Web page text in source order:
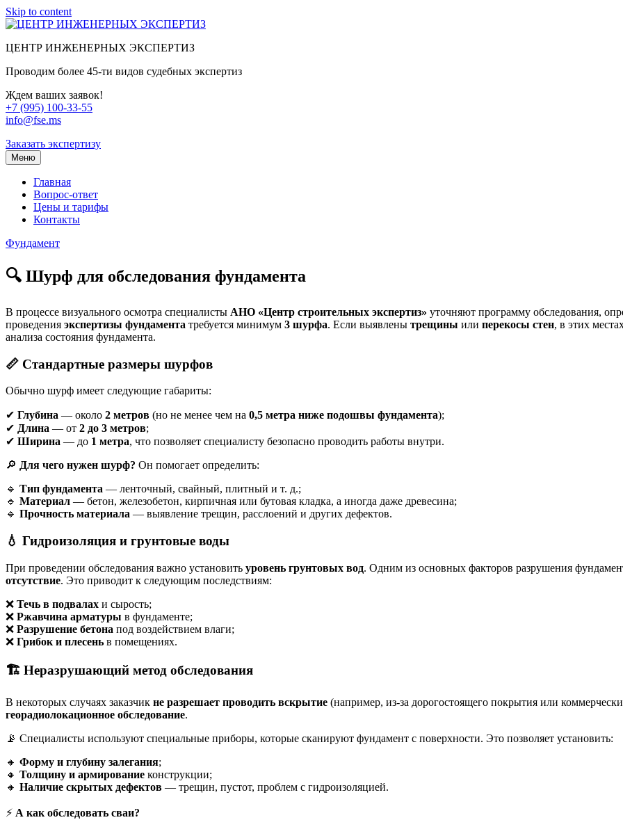
Skip to content
ЦЕНТР ИНЖЕНЕРНЫХ ЭКСПЕРТИЗ
Проводим более 45-ти видов судебных экспертиз
Ждем ваших заявок!
+7 (995) 100-33-55
info@fse.ms
Заказать экспертизу
Меню
Главная
Вопрос-ответ
Цены и тарифы
Контакты
Фундамент
🔍 Шурф для обследования фундамента
В процессе визуального осмотра специалисты АНО «Центр строительных экспертиз» уточняют программу обследования,
проведения экспертизы фундамента требуется минимум 3 шурфа. Если выявлены трещины или перекосы стен, в этих
анализа состояния фундамента.
📏 Стандартные размеры шурфов
Обычно шурф имеет следующие габариты:
✔ Глубина — около 2 метров (но не менее чем на 0,5 метра ниже подошвы фундамента);
✔ Длина — от 2 до 3 метров;
✔ Ширина — до 1 метра, что позволяет специалисту безопасно проводить работы внутри.
🔎 Для чего нужен шурф? Он помогает определить:
🔹 Тип фундамента — ленточный, свайный, плитный и т. д.;
🔹 Материал — бетон, железобетон, кирпичная или бутовая кладка, а иногда даже древесина;
🔹 Прочность материала — выявление трещин, расслоений и других дефектов.
💧 Гидроизоляция и грунтовые воды
При проведении обследования важно установить уровень грунтовых вод. Одним из основных факторов разрушения
отсутствие. Это приводит к следующим последствиям:
❌ Течь в подвалах и сырость;
❌ Ржавчина арматуры в фундаменте;
❌ Разрушение бетона под воздействием влаги;
❌ Грибок и плесень в помещениях.
🏗️ Неразрушающий метод обследования
В некоторых случаях заказчик не разрешает проводить вскрытие (например, из-за дорогостоящего покрытия или
георадиолокационное обследование.
📡 Специалисты используют специальные приборы, которые сканируют фундамент с поверхности. Это позволяет установить:
🔸 Форму и глубину залегания;
🔸 Толщину и армирование конструкции;
🔸 Наличие скрытых дефектов — трещин, пустот, проблем с гидроизоляцией.
⚡ А как обследовать сваи?